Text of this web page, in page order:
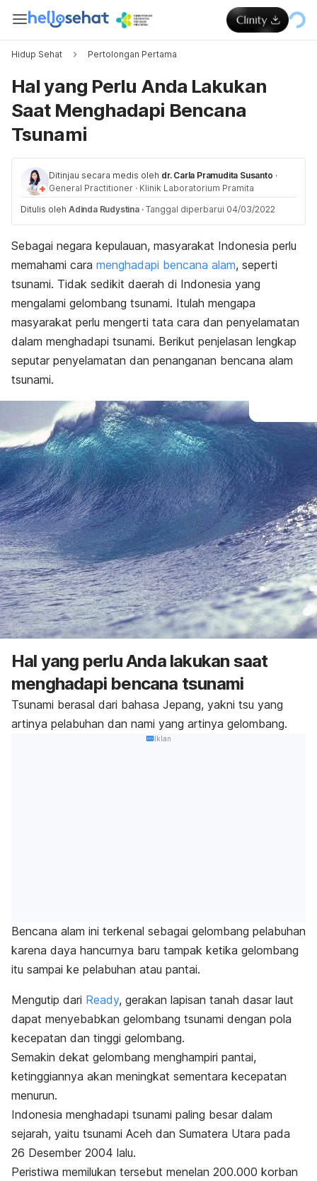
Hidup Sehat Pertolongan Pertama
Hal yang Perlu Anda Lakukan
Saat Menghadapi Bencana
Tsunami
Ditinjau secara medis oleh dr. Carla Pramudita Susanto ·
General Practitioner · Klinik Laboratorium Pramita
Ditulis oleh Adinda Rudystina · Tanggal diperbarui 04/03/2022
Sebagai negara kepulauan, masyarakat Indonesia perlu
memahami cara menghadapi bencana alam, seperti
tsunami. Tidak sedikit daerah di Indonesia yang
mengalami gelombang tsunami. Itulah mengapa
masyarakat perlu mengerti tata cara dan penyelamatan
dalam menghadapi tsunami. Berikut penjelasan lengkap
seputar penyelamatan dan penanganan bencana alam
tsunami.
Hal yang perlu Anda lakukan saat
menghadapi bencana tsunami
Tsunami berasal dari bahasa Jepang, yakni tsu yang
artinya pelabuhan dan nami yang artinya gelombang.
Iklan
Bencana alam ini terkenal sebagai gelombang pelabuhan
karena daya hancurnya baru tampak ketika gelombang
itu sampai ke pelabuhan atau pantai.
Mengutip dari Ready, gerakan lapisan tanah dasar laut
dapat menyebabkan gelombang tsunami dengan pola
kecepatan dan tinggi gelombang.
Semakin dekat gelombang menghampiri pantai,
ketinggiannya akan meningkat sementara kecepatan
menurun.
Indonesia menghadapi tsunami paling besar dalam
sejarah, yaitu tsunami Aceh dan Sumatera Utara pada
26 Desember 2004 lalu.
Peristiwa memilukan tersebut menelan 200.000 korban